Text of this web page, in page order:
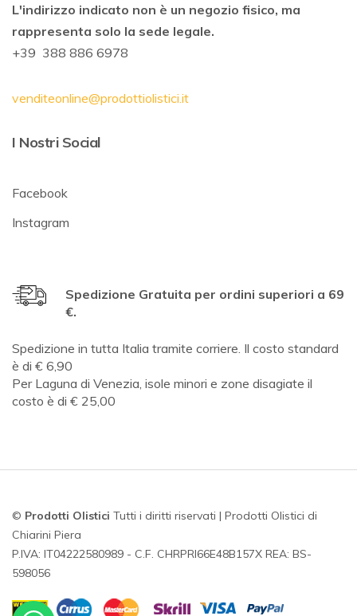
L'indirizzo indicato non è un negozio fisico, ma
rappresenta solo la sede legale.
+39 388 886 6978
venditeonline@prodottiolistici.it
I Nostri Social
Facebook
Instagram
Spedizione Gratuita per ordini superiori a 69
€.
Spedizione in tutta Italia tramite corriere. Il costo standard
è di € 6,90
Per Laguna di Venezia, isole minori e zone disagiate il
costo è di € 25,00
© Prodotti Olistici Tutti i diritti riservati | Prodotti Olistici di
Chiarini Piera
P.IVA: IT04222580989 - C.F. CHRPRI66E48B157X REA: BS-
598056